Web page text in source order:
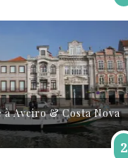
à Aveiro & Costa Nova
2